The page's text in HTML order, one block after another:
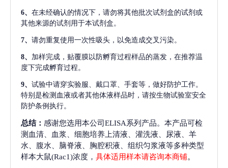
6、 在未经确认的情况下，请勿将其他批次试剂盒的试剂或
其他来源的试剂用于本试剂盒。
7、 请勿重复使用一次性吸头，以免造成交叉污染。
8、 加样完成，贴覆膜以防孵育过程样品的蒸发，在推荐温
度下完成孵育过程。
9、 试验中请穿实验服、戴口罩、手套等，做好防护工作。
特别是检测血液或者其他体液样品时，请按生物试验室安全
防护条例执行。
总结： 感谢您选用本公司ELISA系列产品。本产品可检
测血清、血浆、细胞培养上清液、灌洗液、尿液、羊
水、腹水、脑脊液、胸腔积液、组织匀浆液等多种类型
样本大鼠(Rac1)浓度， 具体适用样本请咨询本商铺。